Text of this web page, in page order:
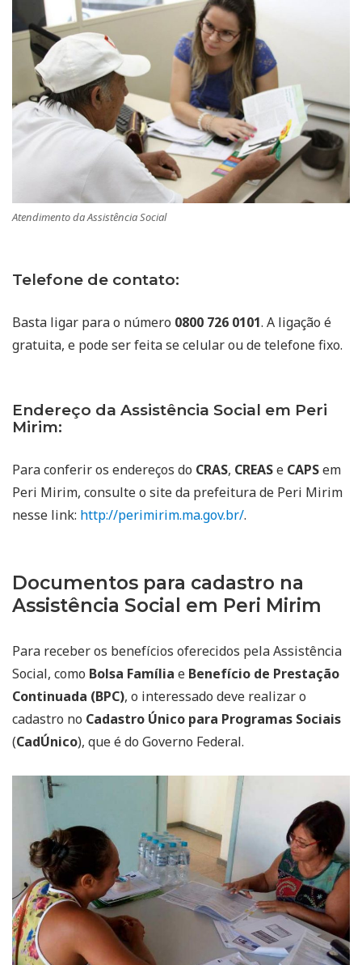
Atendimento da Assistência Social
Telefone de contato:
Basta ligar para o número 0800 726 0101. A ligação é
gratuita, e pode ser feita se celular ou de telefone fixo.
Endereço da Assistência Social em Peri
Mirim:
Para conferir os endereços do CRAS, CREASe CAPSem
Peri Mirim, consulte o site da prefeitura de Peri Mirim
nesse link: http://perimirim.ma.gov.br/.
Documentos para cadastro na
Assistência Social em Peri Mirim
Para receber os benefícios oferecidos pela Assistência
Social, como Bolsa Família e Benefício de Prestação
Continuada (BPC), o interessado deve realizar o
cadastro no Cadastro Único para Programas Sociais
(CadÚnico), que é do Governo Federal.